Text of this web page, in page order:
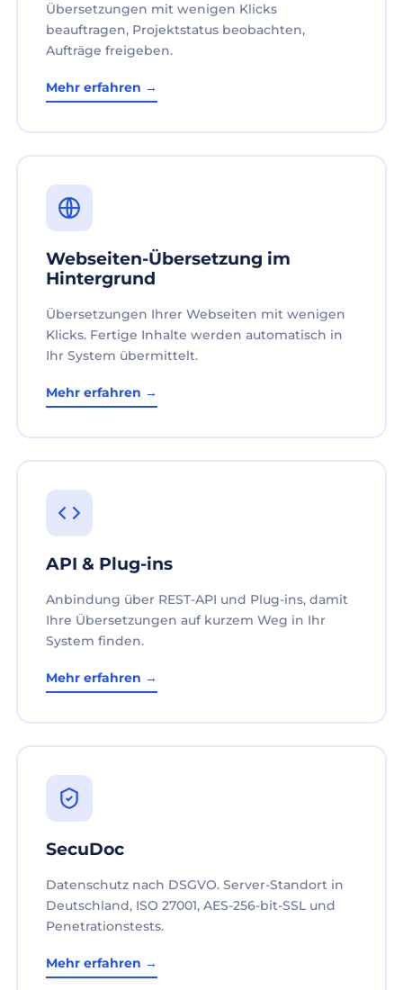
Übersetzungen mit wenigen Klicks
beauftragen, Projektstatus beobachten,
Aufträge freigeben.
Mehr erfahren →
Webseiten-Übersetzung im
Hintergrund
Übersetzungen Ihrer Webseiten mit wenigen
Klicks. Fertige Inhalte werden automatisch in
Ihr System übermittelt.
Mehr erfahren →
API & Plug-ins
Anbindung über REST-API und Plug-ins, damit
Ihre Übersetzungen auf kurzem Weg in Ihr
System finden.
Mehr erfahren →
SecuDoc
Datenschutz nach DSGVO. Server-Standort in
Deutschland, ISO 27001, AES-256-bit-SSL und
Penetrationstests.
Mehr erfahren →